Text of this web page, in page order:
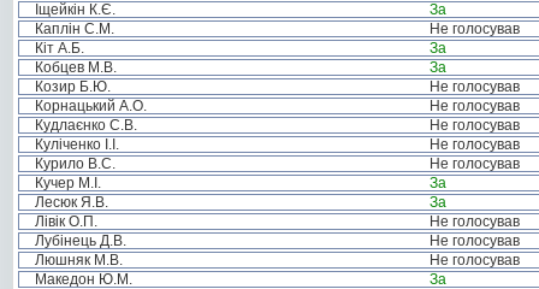
Іщейкін К.Є.
За
Каплін С.М.
Не голосував
Кіт А.Б.
За
Кобцев М.В.
За
Козир Б.Ю.
Не голосував
Корнацький А.О.
Не голосував
Кудлаєнко С.В.
Не голосував
Куліченко І.І.
Не голосував
Курило В.С.
Не голосував
Кучер М.І.
За
Лесюк Я.В.
За
Лівік О.П.
Не голосував
Лубінець Д.В.
Не голосував
Люшняк М.В.
Не голосував
Македон Ю.М.
За